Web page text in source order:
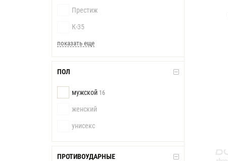
Престиж
К-35
показать еще
ПОЛ
мужской 16
женский
унисекс
ПРОТИВОУДАРНЫЕ